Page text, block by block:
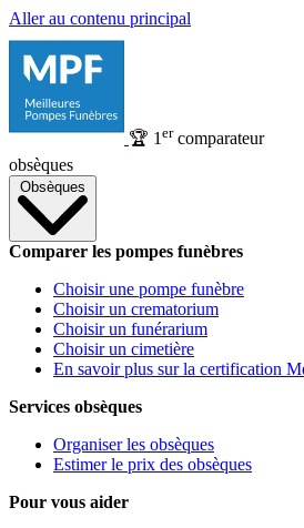
Aller au contenu principal
🏆 1 ercomparateur
obsèques
Obsèques
Comparer les pompes funèbres
Choisir une pompe funèbre
Choisir un crematorium
Choisir un funérarium
Choisir un cimetière
En savoir plus sur la certification
Services obsèques
Organiser les obsèques
Estimer le prix des obsèques
Pour vous aider